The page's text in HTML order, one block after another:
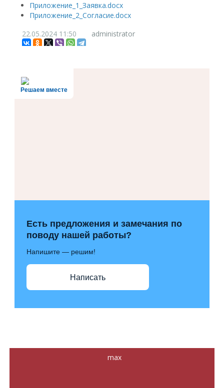
Приложение_1_Заявка.docx
Приложение_2_Согласие.docx
22.05.2024 11:50 administrator
Решаем вместе
Есть предложения и замечания по
поводу нашей работы?
Напишите — решим!
Написать
max